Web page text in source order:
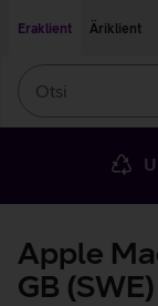
Eraklient
Äriklient
Apple
GB (SWE)